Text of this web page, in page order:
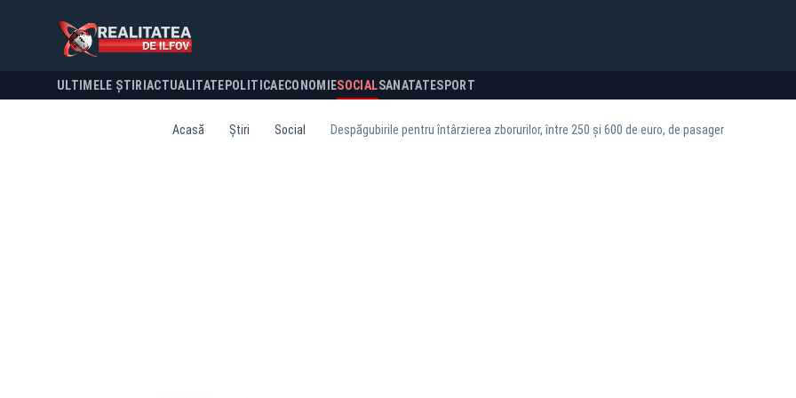
ULTIMELE ȘTIRI ACTUALITATE POLITICA ECONOMIESOCIALSANATATESPORT
Acasă Știri Social Despăgubirile pentru întârzierea zborurilor, între 250 și 600 de euro, de pasager